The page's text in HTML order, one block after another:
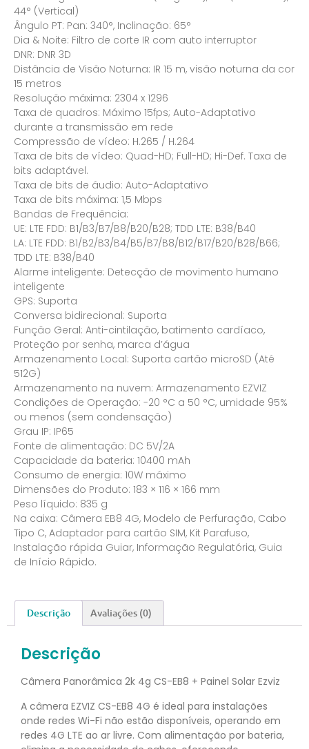
44° (Vertical)
Ângulo PT: Pan: 340°, Inclinação: 65°
Dia & Noite: Filtro de corte IR com auto interruptor
DNR: DNR 3D
Distância de Visão Noturna: IR 15 m, visão noturna da cor
15 metros
Resolução máxima: 2304 x 1296
Taxa de quadros: Máximo 15fps; Auto-Adaptativo
durante a transmissão em rede
Compressão de vídeo: H.265 / H.264
Taxa de bits de vídeo: Quad-HD; Full-HD; Hi-Def. Taxa de
bits adaptável.
Taxa de bits de áudio: Auto-Adaptativo
Taxa de bits máxima: 1,5 Mbps
Bandas de Frequência:
UE: LTE FDD: B1/B3/B7/B8/B20/B28; TDD LTE: B38/B40
LA: LTE FDD: B1/B2/B3/B4/B5/B7/B8/B12/B17/B20/B28/B66;
TDD LTE: B38/B40
Alarme inteligente: Detecção de movimento humano
inteligente
GPS: Suporta
Conversa bidirecional: Suporta
Função Geral: Anti-cintilação, batimento cardíaco,
Proteção por senha, marca d’água
Armazenamento Local: Suporta cartão microSD (Até
512G)
Armazenamento na nuvem: Armazenamento EZVIZ
Condições de Operação: -20 °C a 50 °C, umidade 95%
ou menos (sem condensação)
Grau IP: IP65
Fonte de alimentação: DC 5V/2A
Capacidade da bateria: 10400 mAh
Consumo de energia: 10W máximo
Dimensões do Produto: 183 × 116 × 166 mm
Peso líquido: 835 g
Na caixa: Câmera EB8 4G, Modelo de Perfuração, Cabo
Tipo C, Adaptador para cartão SIM, Kit Parafuso,
Instalação rápida Guiar, Informação Regulatória, Guia
de Início Rápido.
Descrição Avaliações (0)
Descrição
Câmera Panorâmica 2k 4g CS-EB8 + Painel Solar Ezviz
A câmera EZVIZ CS-EB8 4G é ideal para instalações
onde redes Wi-Fi não estão disponíveis, operando em
redes 4G LTE ao ar livre. Com alimentação por bateria,